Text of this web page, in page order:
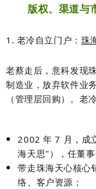
版权、渠道与
1. 老冷自立门户： 珠
老蔡走后，意科发现
制造业，放弃软件业务
（管理层回购）。老
2002 年 7 月，成
海天思"），任董事
带走珠海天心核心
络、客户资源；